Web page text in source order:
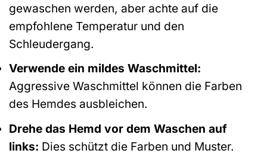
gewaschen werden, aber achte auf die
empfohlene Temperatur und den
Schleudergang.
Verwende ein mildes Waschmittel:
Aggressive Waschmittel können die Farben
des Hemdes ausbleichen.
Drehe das Hemd vor dem Waschen auf
links: Dies schützt die Farben und Muster.